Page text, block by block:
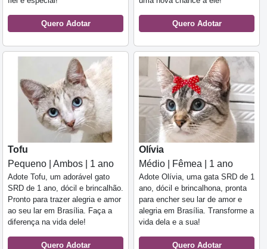
Quero Adotar Quero Adotar
Tofu
Pequeno | Ambos | 1 ano
Adote Tofu, um adorável gato
SRD de 1 ano, dócil e brincalhão.
Pronto para trazer alegria e amor
ao seu lar em Brasília. Faça a
diferença na vida dele!
Quero Adotar
Olívia
Médio | Fêmea | 1 ano
Adote Olívia, uma gata SRD de 1
ano, dócil e brincalhona, pronta
para encher seu lar de amor e
alegria em Brasília. Transforme a
vida dela e a sua!
Quero Adotar